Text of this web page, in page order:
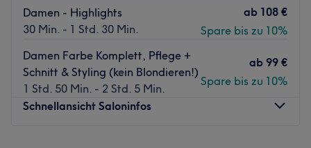
eine freundliche Atmosphäre, die von stilvollem und
modernem Interieur akzentuiert wird. Mit der
jedes Styling zu einem individuellen Kunstwerk.
Besuchen Sie CD HAIR CONCEPT und erleben Sie eine
einladende, gemütliche Umgebung, in der Ihre
Zufriedenheit oberstes Ziel ist. Ihr Friseur in Köln freut sich
Damen - Highlights
30 Min. - 1 Std. 30 Min.
ab 108 €
Spare bis zu 10%
Damen Farbe Komplett, Pflege +
Schnitt & Styling (kein Blondieren!)
1 Std. 50 Min. - 2 Std. 5 Min.
ab 99 €
Spare bis zu 10%
Schnellansicht Saloninfos